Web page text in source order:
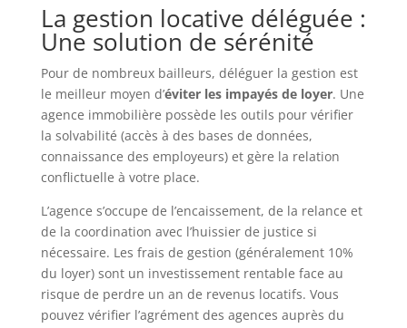
La gestion locative déléguée :
Une solution de sérénité
Pour de nombreux bailleurs, déléguer la gestion est
le meilleur moyen d’éviter les impayés de loyer. Une
agence immobilière possède les outils pour vérifier
la solvabilité (accès à des bases de données,
connaissance des employeurs) et gère la relation
conflictuelle à votre place.
L’agence s’occupe de l’encaissement, de la relance et
de la coordination avec l’huissier de justice si
nécessaire. Les frais de gestion (généralement 10%
du loyer) sont un investissement rentable face au
risque de perdre un an de revenus locatifs. Vous
pouvez vérifier l’agrément des agences auprès du